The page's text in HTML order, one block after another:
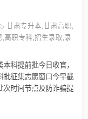
甘肃专升本,甘肃高职,
高职专科,招生录取,录
科提前批今日收官，
批征集志愿窗口今早截
次时间节点及防诈骗提